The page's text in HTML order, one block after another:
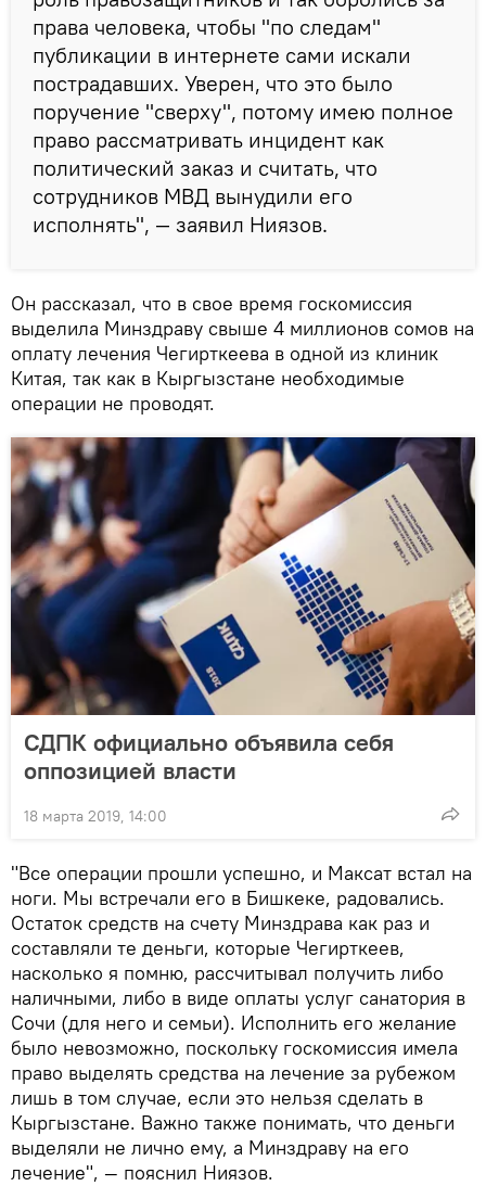
права человека, чтобы "по следам"
публикации в интернете сами искали
пострадавших. Уверен, что это было
поручение "сверху", потому имею полное
право рассматривать инцидент как
политический заказ и считать, что
сотрудников МВД вынудили его
исполнять", — заявил Ниязов.
Он рассказал, что в свое время госкомиссия
выделила Минздраву свыше 4 миллионов сомов на
оплату лечения Чегирткеева в одной из клиник
Китая, так как в Кыргызстане необходимые
операции не проводят.
СДПК официально объявила себя
оппозицией власти
18 марта 2019, 14:00
"Все операции прошли успешно, и Максат встал на
ноги. Мы встречали его в Бишкеке, радовались.
Остаток средств на счету Минздрава как раз и
составляли те деньги, которые Чегирткеев,
насколько я помню, рассчитывал получить либо
наличными, либо в виде оплаты услуг санатория в
Сочи (для него и семьи). Исполнить его желание
было невозможно, поскольку госкомиссия имела
право выделять средства на лечение за рубежом
лишь в том случае, если это нельзя сделать в
Кыргызстане. Важно также понимать, что деньги
выделяли не лично ему, а Минздраву на его
лечение", — пояснил Ниязов.